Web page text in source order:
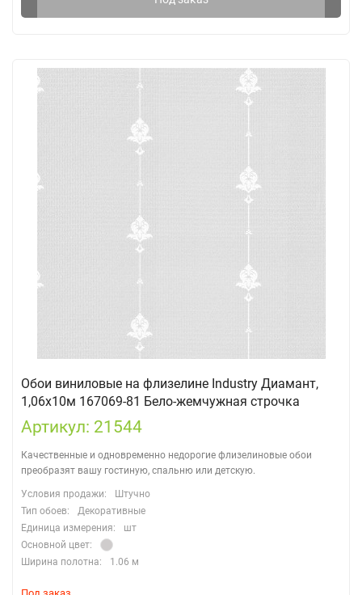
Обои виниловые на флизелине Industry Диамант,
1,06х10м 167069-81 Бело-жемчужная строчка
Артикул: 21544
Качественные и одновременно недорогие флизелиновые обои
преобразят вашу гостиную, спальню или детскую.
Условия продажи:
Штучно
Тип обоев:
Декоративные
Единица измерения:
шт
Основной цвет:
Ширина полотна:
1.06 м